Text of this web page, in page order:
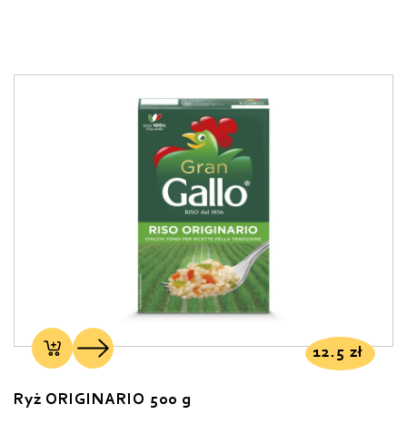
12.5 zł
Ryż ORIGINARIO 500 g